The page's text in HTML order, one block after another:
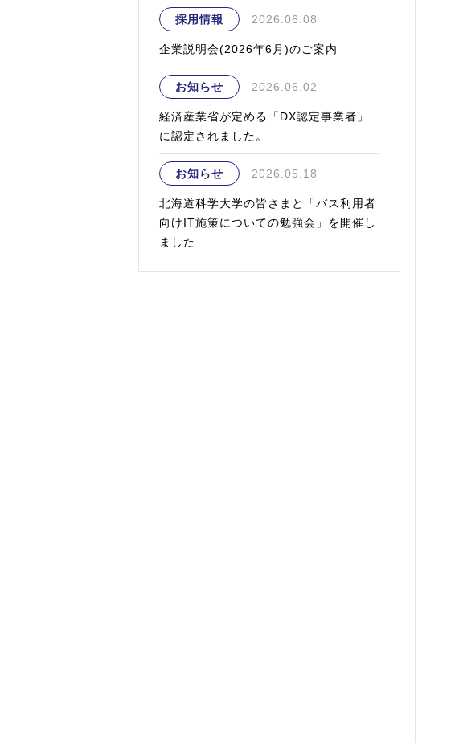
採用情報 2026.06.08
企業説明会(2026年6月)のご案内
お知らせ 2026.06.02
経済産業省が定める「DX認定事業者」
に認定されました。
お知らせ 2026.05.18
北海道科学大学の皆さまと「バス利用者
向けIT施策についての勉強会」を開催し
ました